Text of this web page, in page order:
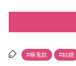
#椿鬼奴 #結婚